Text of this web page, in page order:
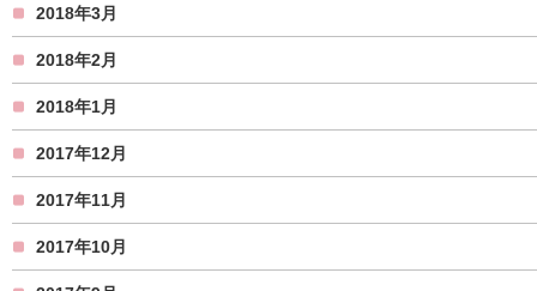
2018年3月
2018年2月
2018年1月
2017年12月
2017年11月
2017年10月